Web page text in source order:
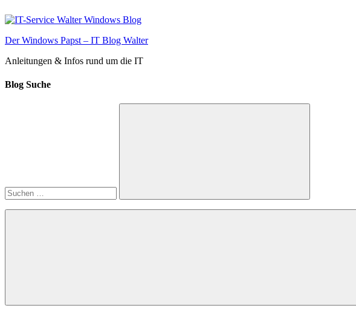
Inhalt
Der Windows Papst – IT Blog Walter
Anleitungen & Infos rund um die IT
Blog Suche
Suchen